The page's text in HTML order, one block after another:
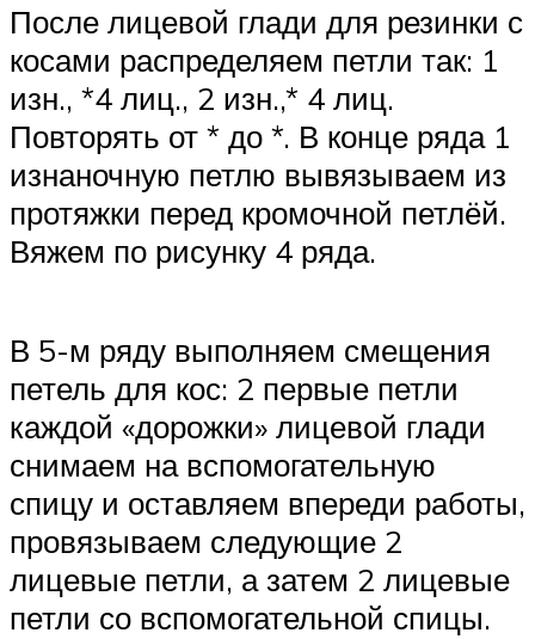
После лицевой глади для резинки с
косами распределяем петли так: 1
изн., *4 лиц., 2 изн.,* 4 лиц.
Повторять от * до *. В конце ряда 1
изнаночную петлю вывязываем из
протяжки перед кромочной петлёй.
Вяжем по рисунку 4 ряда.
В 5-м ряду выполняем смещения
петель для кос: 2 первые петли
каждой «дорожки» лицевой глади
снимаем на вспомогательную
спицу и оставляем впереди работы,
провязываем следующие 2
лицевые петли, а затем 2 лицевые
петли со вспомогательной спицы.